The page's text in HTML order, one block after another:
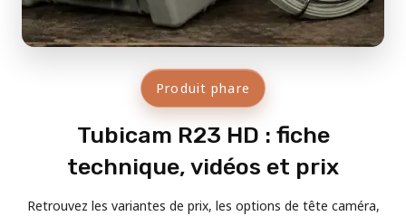
Produit phare
Tubicam R23 HD : fiche
technique, vidéos et prix
Retrouvez les variantes de prix, les options de tête caméra,